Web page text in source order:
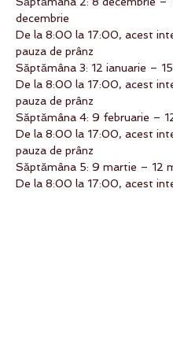
decembrie
De la 8:00 la 17:00, acest
pauza de prânz
Săptămâna 3: 12 ianuarie –
De la 8:00 la 17:00, acest
pauza de prânz
Săptămâna 4: 9 februarie –
De la 8:00 la 17:00, acest
pauza de prânz
Săptămâna 5: 9 martie – 12
De la 8:00 la 17:00, acest